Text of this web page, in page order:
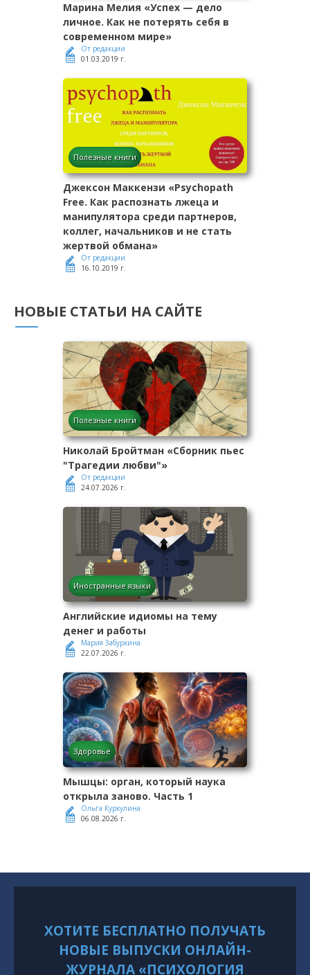
Марина Мелия «Успех — дело
личное. Как не потерять себя в
современном мире»
От редакции
01.03.2019 г.
Полезные книги
Джексон Маккензи «Psychopath
Free. Как распознать лжеца и
манипулятора среди партнеров,
коллег, начальников и не стать
жертвой обмана»
От редакции
16.10.2019 г.
НОВЫЕ СТАТЬИ НА САЙТЕ
Полезные книги
Николай Бройтман «Сборник пьес
"Трагедии любви"»
От редакции
24.07.2026 г.
Иностранные языки
Английские идиомы на тему
денег и работы
Мария Забуркина
22.07.2026 г.
Здоровье
Мышцы: орган, который наука
открыла заново. Часть 1
Ольга Куркулина
06.08.2026 г.
ХОТИТЕ БЕСПЛАТНО ПОЛУЧАТЬ
НОВЫЕ ВЫПУСКИ ОНЛАЙН-
ЖУРНАЛА «ПСИХОЛОГИЯ